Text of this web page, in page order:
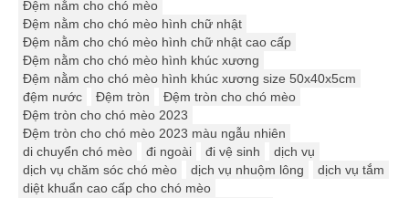
Đệm nằm cho chó mèo
Đệm nằm cho chó mèo hình chữ nhật
Đệm nằm cho chó mèo hình chữ nhật cao cấp
Đệm nằm cho chó mèo hình khúc xương
Đệm nằm cho chó mèo hình khúc xương size 50x40x5cm
đệm nước
Đệm tròn
Đệm tròn cho chó mèo
Đệm tròn cho chó mèo 2023
Đệm tròn cho chó mèo 2023 màu ngẫu nhiên
di chuyển chó mèo
đi ngoài đi vệ sinh
dịch vụ
dịch vụ chăm sóc chó mèo
dịch vụ nhuộm lông
dịch vụ tắm
diệt khuẩn cao cấp cho chó mèo